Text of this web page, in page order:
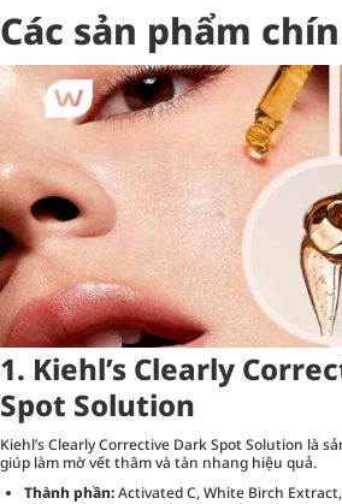
Các sản phẩm
1. Kiehl’s Clearly
Spot Solution
Kiehl’s Clearly Corrective Dark Spot Solution là
giúp làm mờ vết thâm và tàn nhang hiệu quả.
Thành phần:Activated C, White Birch